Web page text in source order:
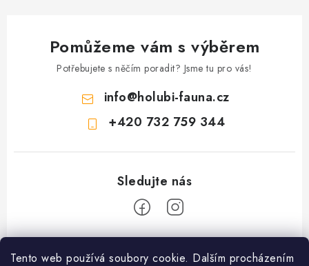
Tento web používá soubory cookie. Dalším procházením
Pomůžeme vám s výběrem
Potřebujete s něčím poradit? Jsme tu pro vás!
info@holubi-fauna.cz
+420 732 759 344
Z